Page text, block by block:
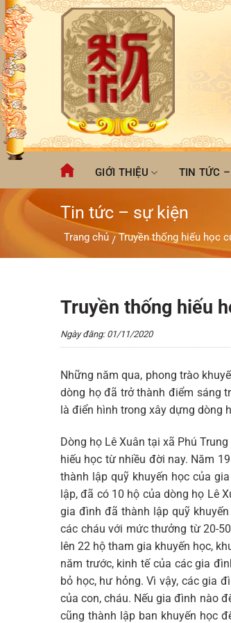
Chuyển
đến
nội
dung
GIỚI THIỆU TIN TỨC
Tin tức – sự kiện
Trang chủ / Truyền thống hiếu học
Truyền thống hiếu
Ngày đăng: 01/11/2020
Những năm qua, phong trào
dòng họ đã trở thành điểm sáng
là điển hình trong xây dựng dòng
Dòng họ Lê Xuân tại xã Phú
hiếu học từ nhiều đời nay. Năm
thành lập quỹ khuyến học của
lập, đã có 10 hộ của dòng họ Lê
gia đình đã thành lập quỹ
các cháu với mức thưởng từ 20-
lên 22 hộ tham gia khuyến học,
năm trước, kinh tế của các gia
bỏ học, hư hỏng. Vì vậy, các gia
của con, cháu. Nếu gia đình nào
cũng thành lập ban khuyến học